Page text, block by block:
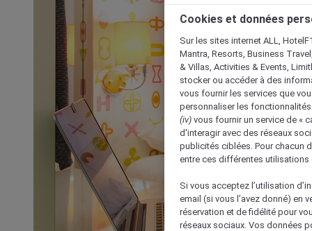
Cookies et données
Sur les sites internet ALL,
Mantra, Resorts, Business
& Villas, Activities & Events,
stocker ou accéder à des
vous fournir les services que
personnaliser les
(iv) vous fournir un service de «
d'interagir avec des réseaux
publicités ciblées. Pour chacun
entre ces différentes utilisations
Si vous acceptez l’utilisation
email (si vous l’avez donné) en
réservation et de fidélité pour
réseaux sociaux. Vos données